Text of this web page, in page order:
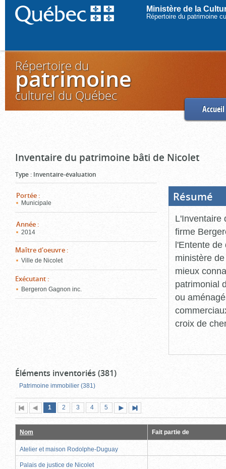
Ministère de la
Répertoire du patrimoine
Répertoire du
patrimoine
culturel du Québec
Accueil
Inventaire du patrimoine bâti de Nicolet
Type : Inventaire-évaluation
Portée :
Municipale
Année :
2014
Maître d'oeuvre :
Ville de Nicolet
Exécutant :
Bergeron Gagnon inc.
Résumé
L'Inventaire
firme
l'Entente de
ministère
mieux
patrimonial
ou
croix de
Éléments inventoriés (381)
Patrimoine immobilier (381)
Première
page
Page
précédente
Page
1 (page
actuelle)
Page
2 Page
3 Page
4 Page
5
suivante
page
Nom Fait partie de
Atelier et maison Rodolphe-Duguay
Palais de justice de Nicolet